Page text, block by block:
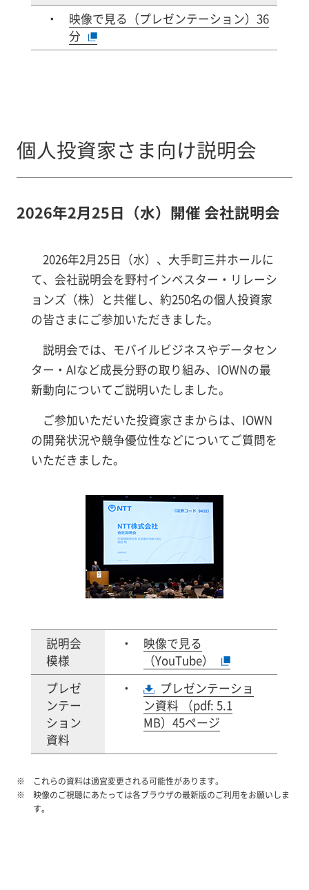
映像で見る（プレゼンテーション）36
分
個人投資家さま向け説明会
2026年2月25日（水）開催 会社説明会
2026年2月25日（水）、大手町三井ホールに
て、会社説明会を野村インベスター・リレーシ
ョンズ（株）と共催し、約250名の個人投資家
の皆さまにご参加いただきました。
説明会では、モバイルビジネスやデータセン
ター・AIなど成長分野の取り組み、IOWNの最
新動向についてご説明いたしました。
ご参加いただいた投資家さまからは、IOWN
の開発状況や競争優位性などについてご質問を
いただきました。
説明会
模様
映像で見る
（YouTube）
プレゼ
ンテー
ション
資料
プレゼンテーショ
ン資料 （pdf: 5.1
MB）45ページ
これらの資料は適宜変更される可能性があります。
映像のご視聴にあたっては各ブラウザの最新版のご利用をお願いしま
す。